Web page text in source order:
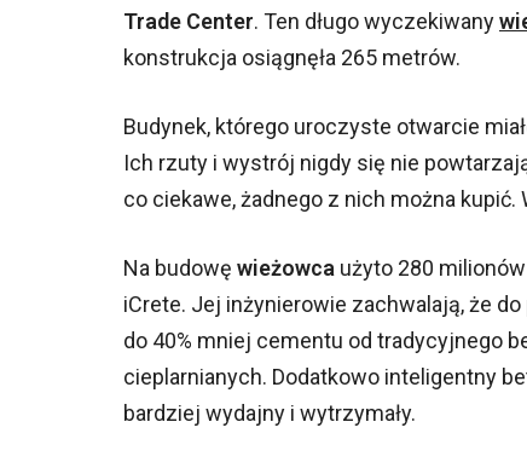
Trade Center. Ten długo wyczekiwany
konstrukcja osiągnęła 265 metrów.
Budynek, którego uroczyste otwarcie
Ich rzuty i wystrój nigdy się nie
co ciekawe, żadnego z nich można
Na budowę wieżowca użyto 280
iCrete. Jej inżynierowie zachwalają, że
do 40% mniej cementu od tradycyjnego
cieplarnianych. Dodatkowo inteligentny
bardziej wydajny i wytrzymały.